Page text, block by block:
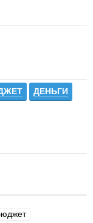
ДЕНЬГИ